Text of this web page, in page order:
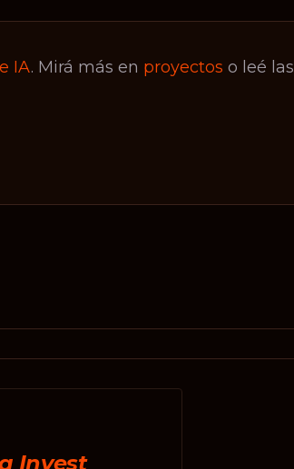
IA. Mirá más en proyectos o leé las
Invest